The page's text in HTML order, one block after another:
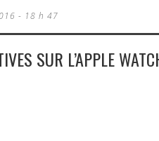
- 18 h 47
SUR L’APPLE